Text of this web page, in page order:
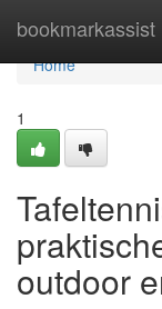
bookmarkassist
Home
Home
1
outdoor